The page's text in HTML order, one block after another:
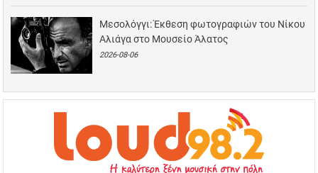
Μεσολόγγι: Έκθεση φωτογραφιών του Νίκου
Αλιάγα στο Μουσείο Άλατος
2026-08-06